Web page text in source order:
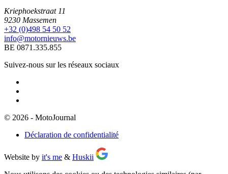
Kriephoekstraat 11
9230 Massemen
+32 (0)498 54 50 52
info@motornieuws.be
BE 0871.335.855
Suivez-nous sur les réseaux sociaux
© 2026 - MotoJournal
Déclaration de confidentialité
Website by it's me & Huskii